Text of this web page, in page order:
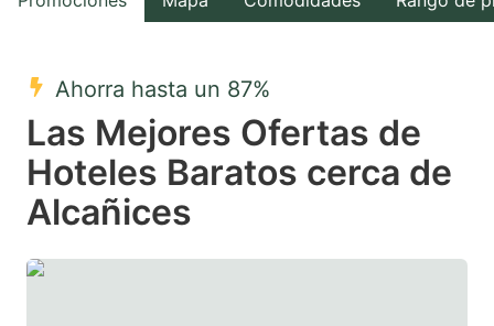
the
select
a
date.
Press
the
a
date.
Ahorra hasta un 87%
Las Mejores Ofertas de
Hoteles Baratos cerca de
Alcañices